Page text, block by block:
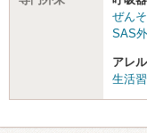
ぜん
SAS
アレ
生活